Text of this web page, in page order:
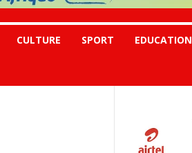
CULTURE SPORT EDUCATION